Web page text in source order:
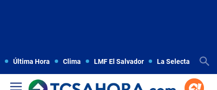
Última Hora Clima LMF El Salvador La Selecta